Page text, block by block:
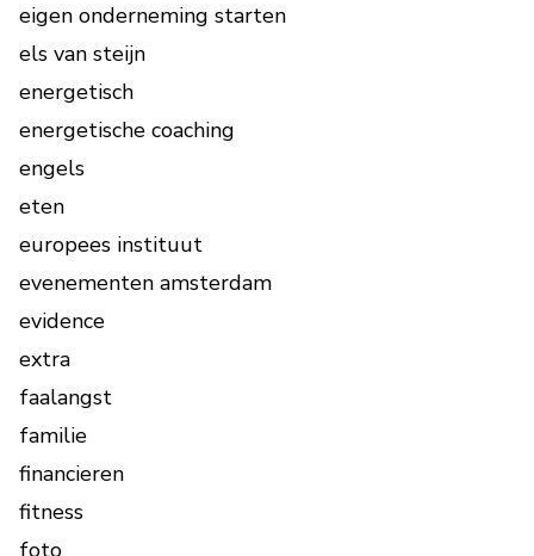
eigen onderneming starten
els van steijn
energetisch
energetische coaching
engels
eten
europees instituut
evenementen amsterdam
evidence
extra
faalangst
familie
financieren
fitness